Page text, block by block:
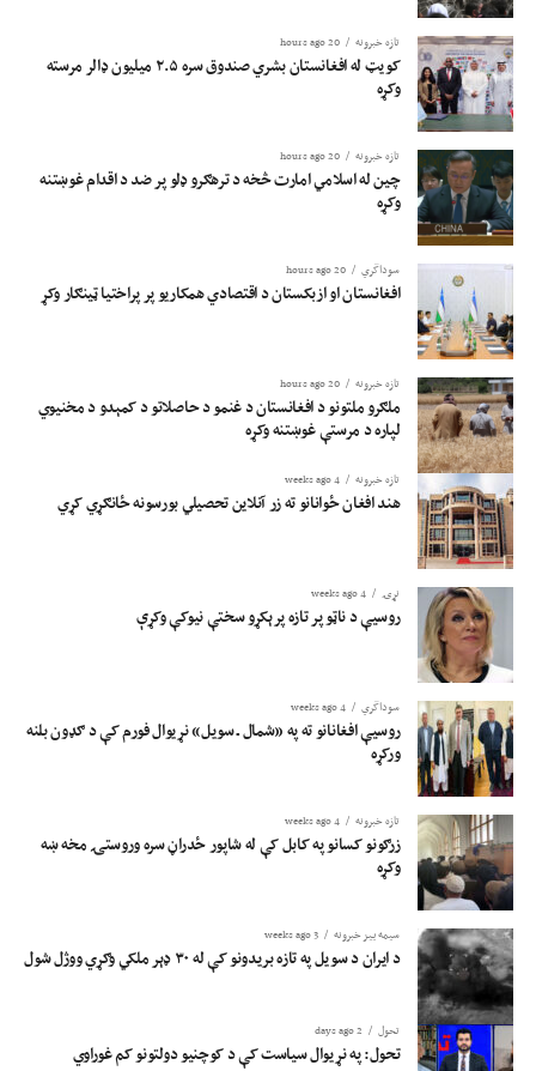
دا څرګندونې داسې مهال کیږي، چې اسلامي امارت په افغانستان کې د ترهګرو ډلو
شتون رد کړی او ټینګار یې کړی، چې د افغانستان خاوره به د هیڅ هېواد د امنیت پر
ضد ونه‌کارول شي.
تازه خبرونه 20 hours ago
کویټ له افغانستان بشري صندوق سره ۲.۵ میلیون ډالر مرسته
وکړه
تازه خبرونه 20 hours ago
چین له اسلامي امارت څخه د ترهګرو ډلو پر ضد د اقدام غوښتنه
وکړه
سوداگري 20 hours ago
افغانستان او ازبکستان د اقتصادي همکاریو پر پراختیا ټینګار وکړ
تازه خبرونه 20 hours ago
ملګرو ملتونو د افغانستان د غنمو د حاصلاتو د کمېدو د مخنیوي
لپاره د مرستې غوښتنه وکړه
تازه خبرونه 4 weeks ago
هند افغان ځوانانو ته زر آنلاین تحصیلي بورسونه ځانګړي کړي
نړۍ 4 weeks ago
روسیې د ناټو پر تازه پرېکړو سختې نیوکې وکړې
سوداگري 4 weeks ago
روسیې افغانانو ته په «شمال ـ سویل» نړیوال فورم کې د ګډون بلنه
ورکړه
تازه خبرونه 4 weeks ago
زرګونو کسانو په کابل کې له شاپور ځدراڼ سره وروستۍ مخه ښه
وکړه
سیمه ییز خبرونه 3 weeks ago
د ایران د سویل په تازه بریدونو کې له ۳۰ ډېر ملکي وګړي ووژل شول
تحول 2 days ago
تحول: په نړیوال سیاست کې د کوچنیو دولتونو کم غوراوي